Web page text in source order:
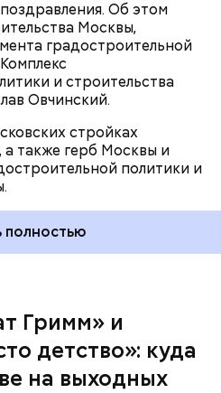
Об этом
Москвы,
градостроительной
и строительства
Овчинский.
стройках
а также герб Москвы и
политики и
настроения, — приводит
служба Департамента
города Москвы.
полностью
Гримм» и
детство»: куда
на выходных
приглашает в
Большого академического
и вокального искусства.
и романсы на
также духовную музыку,
Кроме того, прозвучат